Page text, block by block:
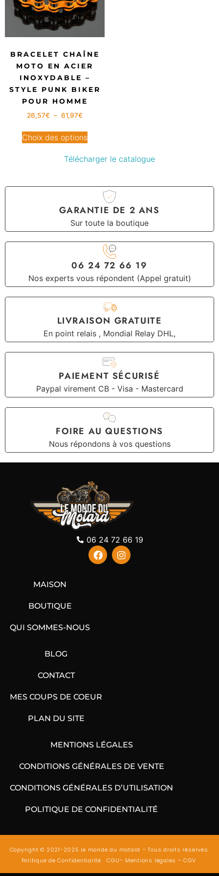
BRACELET CHAÎNE
MOTO EN ACIER
INOXYDABLE –
STYLE PUNK BIKER
POUR HOMME
26,57€ – 61,97€
Choix des options
Télécharger le catalogue
GARANTIE DE 2 ANS
Sur toute la boutique
06 24 72 66 19
Nos experts vous répondent (Appel gratuit)
LIVRAISON GRATUITE
En point relais , Mondial Relay DHL,
PAIEMENT SÉCURISÉ
Paypal virement CB - Visa - Mastercard
FOIRE AU QUESTIONS
Nous répondons à vos questions
06 24 72 66 19
MAISON
BOUTIQUE
QUI SOMMES-NOUS
BLOG
CONTACT
MES COUPS DE COEUR
PLAN DU SITE
MENTIONS LÉGALES
CONDITIONS GÉNÉRALES DE VENTE
CONDITIONS GÉNÉRALES D’UTILISATION
POLITIQUE DE CONFIDENTIALITÉ
Copyright © 2021-2025 le monde du motard – Tous droits réservés.
Politique de Confidentialité
CGU– Mentions légales –CGV